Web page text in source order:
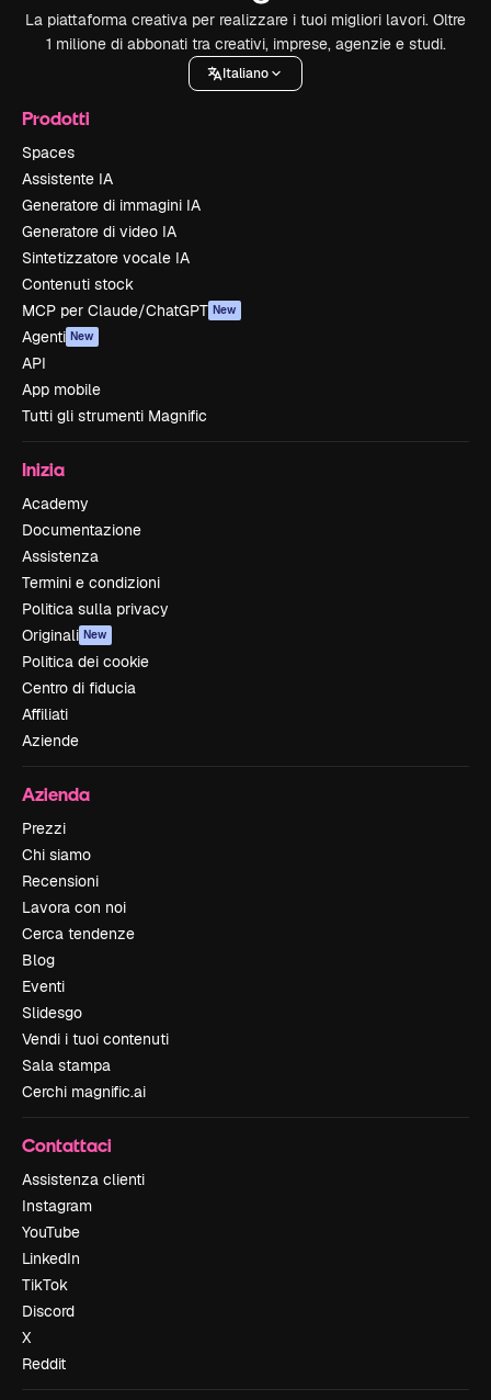
La piattaforma creativa per realizzare i tuoi migliori lavori. Oltre
1 milione di abbonati tra creativi, imprese, agenzie e studi.
Italiano
Prodotti
Spaces
Assistente IA
Generatore di immagini IA
Generatore di video IA
Sintetizzatore vocale IA
Contenuti stock
MCP per Claude/ChatGPT New
Agenti New
API
App mobile
Tutti gli strumenti Magnific
Inizia
Academy
Documentazione
Assistenza
Termini e condizioni
Politica sulla privacy
Originali New
Politica dei cookie
Centro di fiducia
Affiliati
Aziende
Azienda
Prezzi
Chi siamo
Recensioni
Lavora con noi
Cerca tendenze
Blog
Eventi
Slidesgo
Vendi i tuoi contenuti
Sala stampa
Cerchi magnific.ai
Contattaci
Assistenza clienti
Instagram
YouTube
LinkedIn
TikTok
Discord
X
Reddit